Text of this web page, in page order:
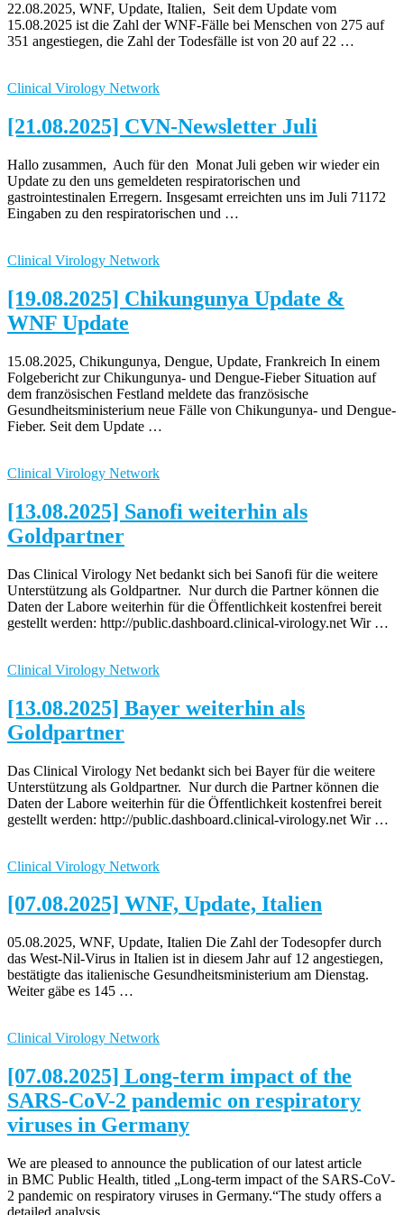
22.08.2025, WNF, Update, Italien, Seit dem Update vom
15.08.2025 ist die Zahl der WNF-Fälle bei Menschen von 275 auf
351 angestiegen, die Zahl der Todesfälle ist von 20 auf 22 …
Clinical Virology Network
[21.08.2025] CVN-Newsletter Juli
Hallo zusammen, Auch für den Monat Juli geben wir wieder ein
Update zu den uns gemeldeten respiratorischen und
gastrointestinalen Erregern. Insgesamt erreichten uns im Juli 71172
Eingaben zu den respiratorischen und …
Clinical Virology Network
[19.08.2025] Chikungunya Update &
WNF Update
15.08.2025, Chikungunya, Dengue, Update, Frankreich In einem
Folgebericht zur Chikungunya- und Dengue-Fieber Situation auf
dem französischen Festland meldete das französische
Gesundheitsministerium neue Fälle von Chikungunya- und Dengue-
Fieber. Seit dem Update …
Clinical Virology Network
[13.08.2025] Sanofi weiterhin als
Goldpartner
Das Clinical Virology Net bedankt sich bei Sanofi für die weitere
Unterstützung als Goldpartner. Nur durch die Partner können die
Daten der Labore weiterhin für die Öffentlichkeit kostenfrei bereit
gestellt werden: http://public.dashboard.clinical-virology.net Wir …
Clinical Virology Network
[13.08.2025] Bayer weiterhin als
Goldpartner
Das Clinical Virology Net bedankt sich bei Bayer für die weitere
Unterstützung als Goldpartner. Nur durch die Partner können die
Daten der Labore weiterhin für die Öffentlichkeit kostenfrei bereit
gestellt werden: http://public.dashboard.clinical-virology.net Wir …
Clinical Virology Network
[07.08.2025] WNF, Update, Italien
05.08.2025, WNF, Update, Italien Die Zahl der Todesopfer durch
das West-Nil-Virus in Italien ist in diesem Jahr auf 12 angestiegen,
bestätigte das italienische Gesundheitsministerium am Dienstag.
Weiter gäbe es 145 …
Clinical Virology Network
[07.08.2025] Long-term impact of the
SARS-CoV-2 pandemic on respiratory
viruses in Germany
We are pleased to announce the publication of our latest article
in BMC Public Health, titled „Long-term impact of the SARS-CoV-
2 pandemic on respiratory viruses in Germany.“The study offers a